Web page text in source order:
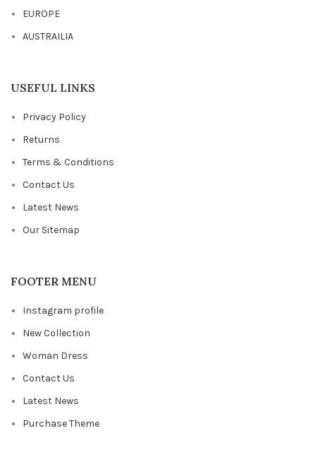
EUROPE
AUSTRAILIA
USEFUL LINKS
Privacy Policy
Returns
Terms & Conditions
Contact Us
Latest News
Our Sitemap
FOOTER MENU
Instagram profile
New Collection
Woman Dress
Contact Us
Latest News
Purchase Theme